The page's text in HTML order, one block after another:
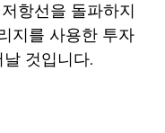
항선을 돌파하지
지를 사용한 투자
것입니다.